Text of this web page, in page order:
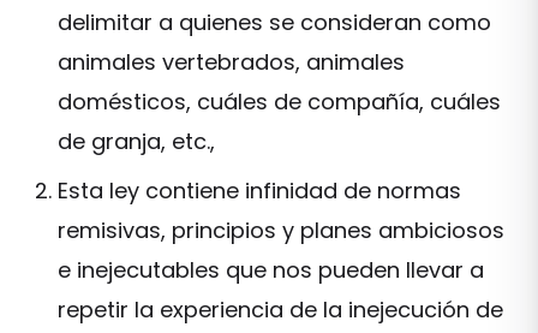
delimitar a quienes se consideran como
animales vertebrados, animales
domésticos, cuáles de compañía, cuáles
de granja, etc.,
Esta ley contiene infinidad de normas
remisivas, principios y planes ambiciosos
e inejecutables que nos pueden llevar a
repetir la experiencia de la inejecución de